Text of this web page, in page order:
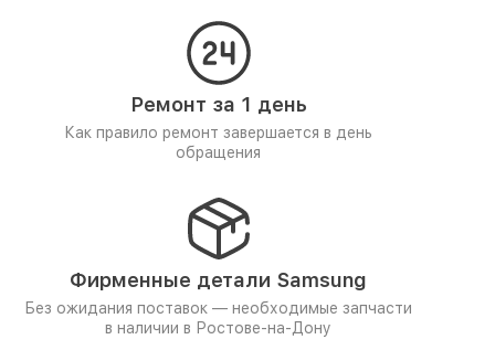
Ремонт за 1 день
Как правило ремонт завершается в день
обращения
Фирменные детали Samsung
Без ожидания поставок — необходимые запчасти
в наличии в Ростове-на-Дону